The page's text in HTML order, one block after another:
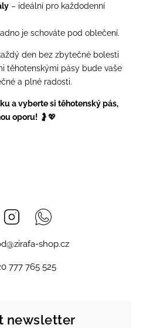
– ideální pro každodenní
je schováte pod oblečení.
den bez zbytečné bolesti
těhotenskými pásy bude vaše
a plné radosti.
a vyberte si těhotenský pás,
oporu! 🤰💖
Instagram
@zirafa-shop.cz
777 765 525
newsletter